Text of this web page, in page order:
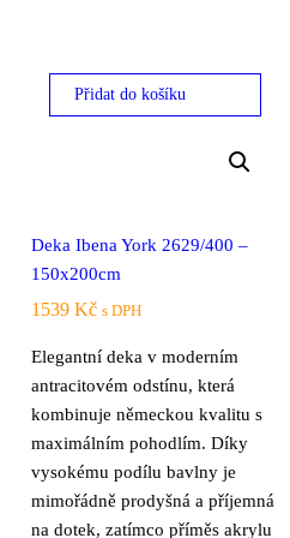
Přidat do košíku
Deka Ibena York 2629/400 –
150x200cm
1539 Kč s DPH
Elegantní deka v moderním
antracitovém odstínu, která
kombinuje německou kvalitu s
maximálním pohodlím. Díky
vysokému podílu bavlny je
mimořádně prodyšná a příjemná
na dotek, zatímco příměs akrylu